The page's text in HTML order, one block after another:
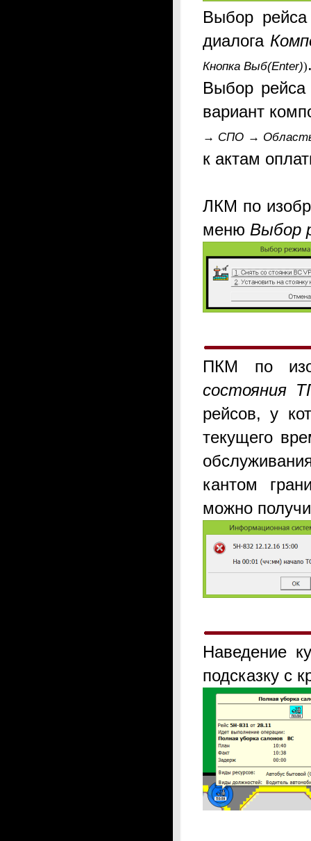
Выбор
диалога
Кнопка Выб(Enter))
Выбор
вариант
→ СПО →
к актам
ЛКМ по
меню Выбор
ПКМ по
состояния
рейсов, у
текущего
кантом
можно
Наведение
подсказку с